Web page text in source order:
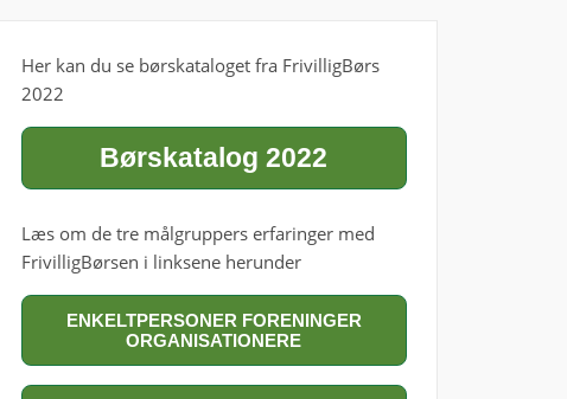
Her kan du se børskataloget fra FrivilligBørs
2022
Børskatalog 2022
Læs om de tre målgruppers erfaringer med
FrivilligBørsen i linksene herunder
ENKELTPERSONER FORENINGER
ORGANISATIONERE